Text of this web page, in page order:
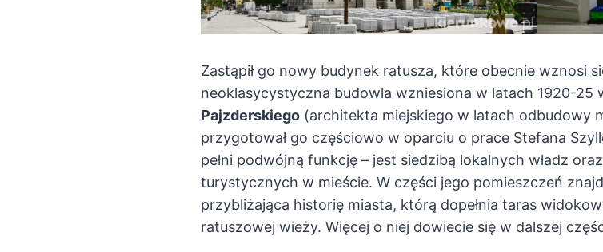
Zastąpił go nowy budynek ratusza, które obecnie wznosi
neoklasycystyczna budowla wzniesiona w latach 1920-25
Pajzderskiego (architekta miejskiego w latach odbudowy
przygotował go częściowo w oparciu o prace Stefana
pełni podwójną funkcję – jest siedzibą lokalnych władz
turystycznych w mieście. W części jego pomieszczeń
przybliżająca historię miasta, którą dopełnia taras
ratuszowej wieży. Więcej o niej dowiecie się w dalszej